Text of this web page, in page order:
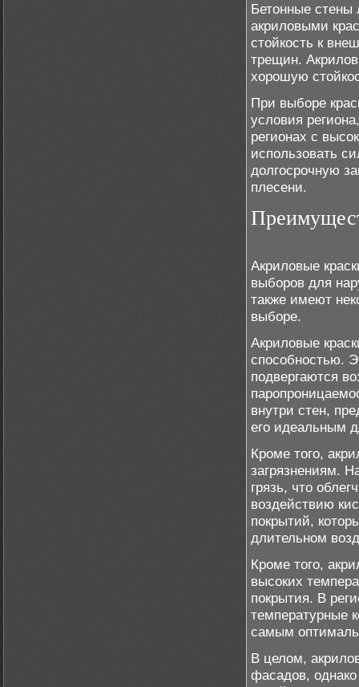
Бетонные стены
акриловыми
стойкость к
трещин.
хорошую
При выборе
условия
регионах с
использовать
долгосрочную
плесени.
Акриловые
выборов для
также имеют
выборе.
Акриловые
способностью.
подвергаются
внутри стен,
его идеальным
Кроме того,
загрязнениям.
грязь, что
воздействию
покрытий,
длительном
Кроме того,
высоких
покрытия. В
температурные
самым
В целом,
фасадов,